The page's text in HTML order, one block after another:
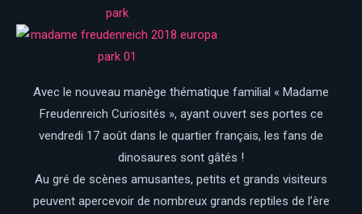
Avec le nouveau manège thématique familial « Madame
Freudenreich Curiosités », ayant ouvert ses portes ce
vendredi 17 août dans le quartier français, les fans de
dinosaures sont gâtés !
Au gré de scènes amusantes, petits et grands visiteurs
peuvent apercevoir de nombreux grands reptiles de l’ère